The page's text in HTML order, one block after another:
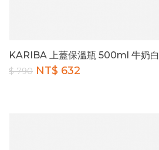
KARIBA 上蓋保溫瓶 500ml 牛奶白
$ 790 NT$ 632